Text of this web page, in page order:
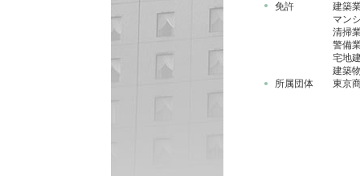
● 免許
建築
マン
清掃
警備
宅地
建築
● 所属団体 東京